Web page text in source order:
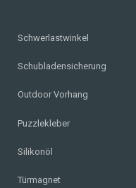
Schwerlastwinkel
Schubladensicherung
Outdoor Vorhang
Puzzlekleber
Silikonöl
Türmagnet